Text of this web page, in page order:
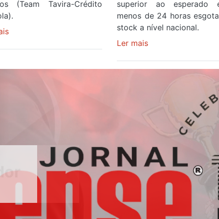
(Team Tavira-Crédito
sobre
veste
a
cruzar
meta
superior ao esperado
menos de 24 horas
stock a nível nacional.
Ler maissobre
gratuitos
esgotam
em
menos
de
24
após